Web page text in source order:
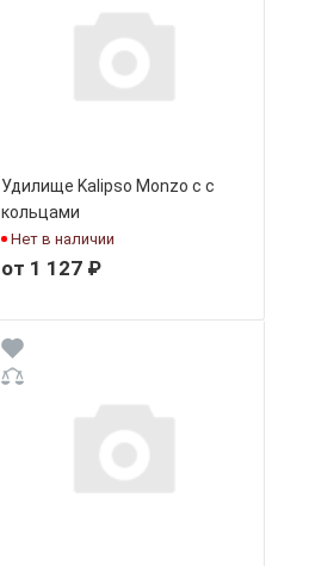
Удилище Kalipso Monzo c с
кольцами
Нет в наличии
от 1 127 ₽